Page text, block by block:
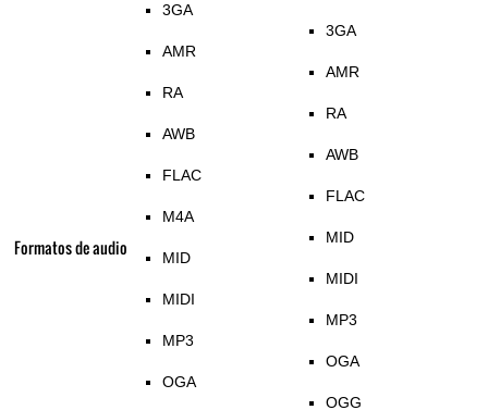
Formatos de audio
3GA
AMR
RA
AWB
FLAC
M4A
MID
MIDI
MP3
OGA
3GA
AMR
RA
AWB
FLAC
MID
MIDI
MP3
OGA
OGG